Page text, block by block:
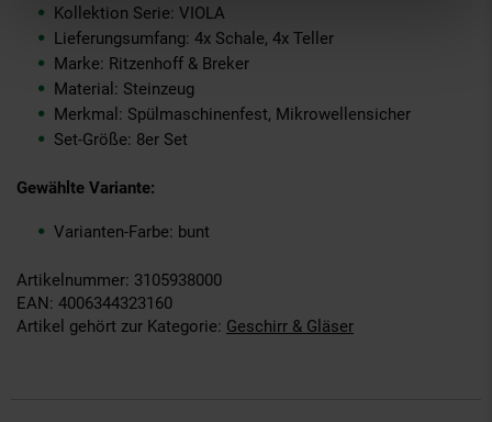
Kollektion Serie: VIOLA
Lieferungsumfang: 4x Schale, 4x Teller
Marke: Ritzenhoff & Breker
Material: Steinzeug
Merkmal: Spülmaschinenfest, Mikrowellensicher
Set-Größe: 8er Set
Gewählte Variante:
Varianten-Farbe: bunt
Artikelnummer: 3105938000
EAN: 4006344323160
Artikel gehört zur Kategorie: Geschirr & Gläser